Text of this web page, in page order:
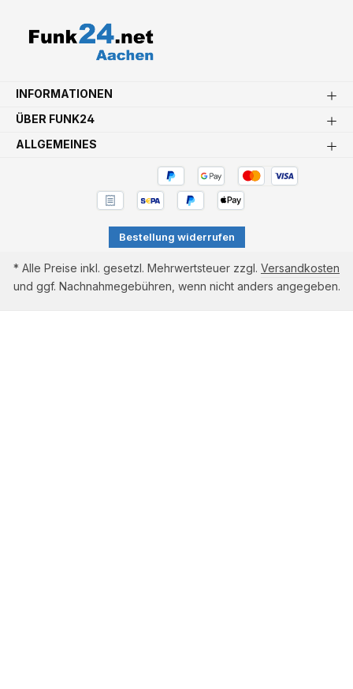
INFORMATIONEN
ÜBER FUNK24
ALLGEMEINES
Bestellung widerrufen
* Alle Preise inkl. gesetzl. Mehrwertsteuer zzgl. Versandkosten
und ggf. Nachnahmegebühren, wenn nicht anders angegeben.